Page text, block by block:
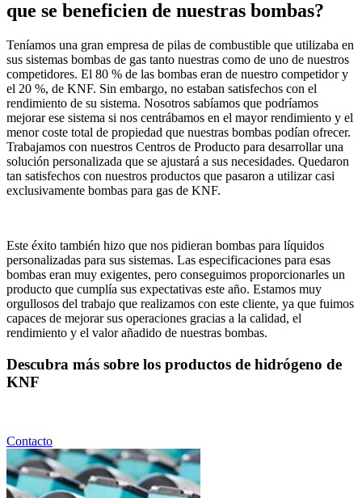
que se beneficien de nuestras bombas?
Teníamos una gran empresa de pilas de combustible que utilizaba en
sus sistemas bombas de gas tanto nuestras como de uno de nuestros
competidores. El 80 % de las bombas eran de nuestro competidor y
el 20 %, de KNF. Sin embargo, no estaban satisfechos con el
rendimiento de su sistema. Nosotros sabíamos que podríamos
mejorar ese sistema si nos centrábamos en el mayor rendimiento y el
menor coste total de propiedad que nuestras bombas podían ofrecer.
Trabajamos con nuestros Centros de Producto para desarrollar una
solución personalizada que se ajustará a sus necesidades. Quedaron
tan satisfechos con nuestros productos que pasaron a utilizar casi
exclusivamente bombas para gas de KNF.
Este éxito también hizo que nos pidieran bombas para líquidos
personalizadas para sus sistemas. Las especificaciones para esas
bombas eran muy exigentes, pero conseguimos proporcionarles un
producto que cumplía sus expectativas este año. Estamos muy
orgullosos del trabajo que realizamos con este cliente, ya que fuimos
capaces de mejorar sus operaciones gracias a la calidad, el
rendimiento y el valor añadido de nuestras bombas.
Descubra más sobre los productos de hidrógeno de
KNF
Contacto